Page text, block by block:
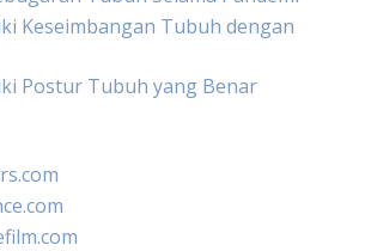
Keseimbangan Tubuh dengan
Postur Tubuh yang Benar